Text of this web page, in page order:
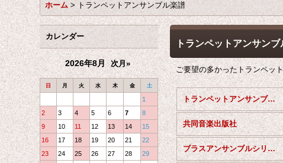
ホーム > トランペットアンサンブル楽譜
カレンダー
2026年8月 次月»
日 月 火 水 木 金 土
1
2
3 4 5 6 7
8
9
10 11 12 13 14
15
16
17 18 19 20 21
22
23
24 25 26 27 28
29
トランペットアンサン
ご要望の多かったトランペッ
トランペットアンサンブル楽譜 (全商品)
共同音楽出版社
ブラスアンサンブルシリーズ（スーパーキッズ）